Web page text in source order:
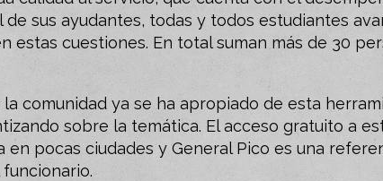
sus ayudantes, todas y todos estudiantes
estas cuestiones. En total suman más de 30
la comunidad ya se ha apropiado de esta
sobre la temática. El acceso gratuito a
en pocas ciudades y General Pico es una
funcionario.